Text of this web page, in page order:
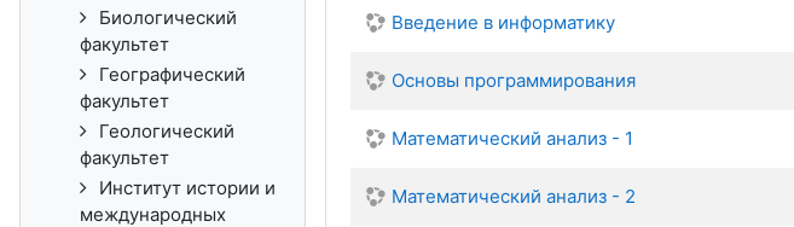
Введение в информатику
Основы программирования
Математический анализ - 1
Математический анализ - 2
Биологический
факультет
Географический
факультет
Геологический
факультет
Институт истории и
международных